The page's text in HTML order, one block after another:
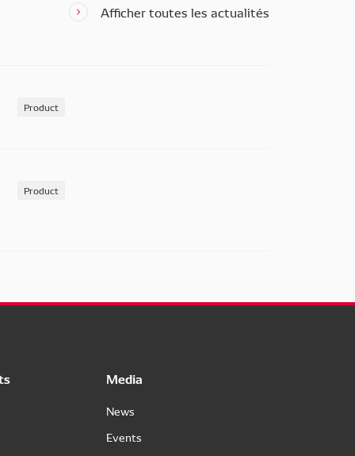
Afficher toutes les actualités
Product
Product
Media
News
Events